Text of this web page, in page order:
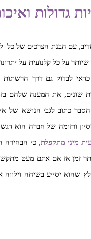
גדולות
על כל קלנועית על
לבדוק גם דרך הרשתות
שונים, את המענה שלהם
כתוב לגבי הנושא של
ורזומה של חברה הוא
מיני מתקפלת, כי הבחירה
זמן אז אם אתם מעט
שהוא יסייע בשיחה